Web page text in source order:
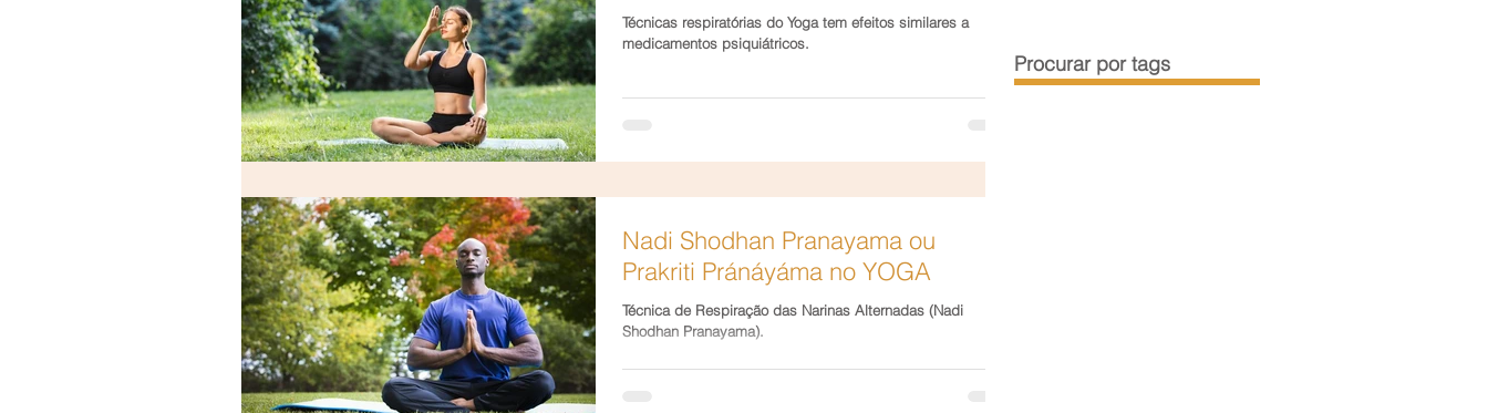
Técnicas respiratórias do Yoga tem efeitos similares a
medicamentos psiquiátricos.
Nadi Shodhan Pranayama ou
Prakriti Pránáyáma no YOGA
Técnica de Respiração das Narinas Alternadas (Nadi
Shodhan Pranayama).
Procurar por tags